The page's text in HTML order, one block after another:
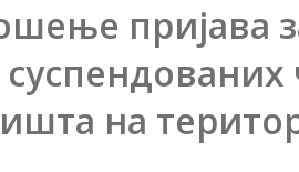
пријава
на